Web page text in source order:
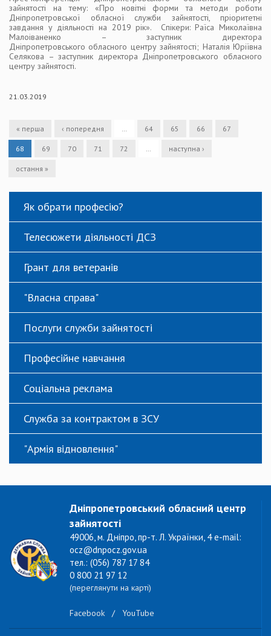
зайнятості на тему: «Про новітні форми та методи роботи
Дніпропетровської обласної служби зайнятості, пріоритетні
завдання у діяльності на 2019 рік». Спікери: Раїса Миколаївна
Малоіваненко – заступник директора
Дніпропетровського обласного центру зайнятості; Наталія Юріївна
Селякова – заступник директора Дніпропетровського обласного
центру зайнятості.
21.03.2019
« перша ‹ попередня … 64 65 66 67
68 69 70 71 72 … наступна ›
остання »
Як обрати професію?
Телесюжети діяльності ДСЗ
Грант для ветеранів
"Власна справа"
Послуги служби зайнятості
Професійне навчання
Соціальна реклама
Служба за контрактом в ЗСУ
"Армія відновлення"
Дніпропетровський обласний центр
зайнятості
49006, м. Дніпро, пр-т. Л. Українки, 4 e-mail:
ocz@dnpocz.gov.ua
тел.: (056) 787 17 84
0 800 21 97 12
(переглянути на карті)
Facebook / YouTube